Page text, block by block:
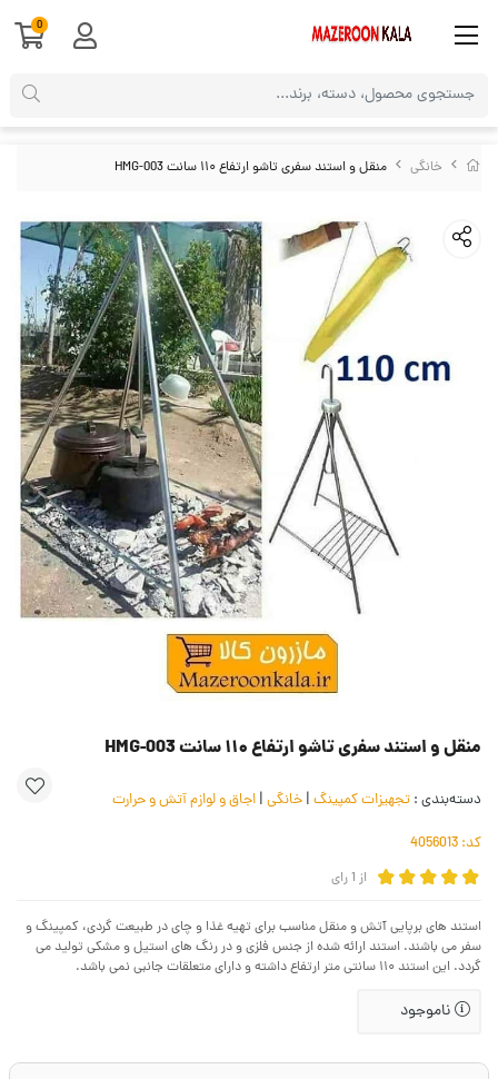
خانگی منقل و استند سفری تاشو ارتفاع ۱۱۰ سانت HMG-003
منقل و استند سفری تاشو ارتفاع ۱۱۰ سانت HMG-003
دسته‌بندی : تجهیزات کمپینگ | خانگی | اجاق و لوازم آتش و حرارت
کد:
از 1رای
استند های برپایی آتش و منقل مناسب برای تهیه غذا و چای در طبیعت گردی، کمپینگ و
سفر می باشند. استند ارائه شده از جنس فلزی و در رنگ های استیل و مشکی تولید می
گردد. این استند ۱۱۰ سانتی متر ارتفاع داشته و دارای متعلقات جانبی نمی باشد.
ناموجود
0